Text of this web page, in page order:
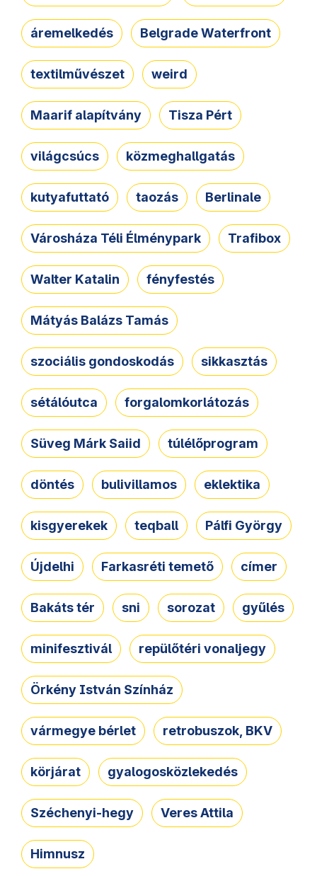
áremelkedés Belgrade Waterfront
textilművészet weird
Maarif alapítvány Tisza Pért
világcsúcs közmeghallgatás
kutyafuttató taozás Berlinale
Városháza Téli Élménypark Trafibox
Walter Katalin fényfestés
Mátyás Balázs Tamás
szociális gondoskodás sikkasztás
sétálóutca forgalomkorlátozás
Süveg Márk Saiid túlélőprogram
döntés bulivillamos eklektika
kisgyerekek teqball Pálfi György
Újdelhi Farkasréti temető címer
Bakáts tér sni sorozat gyűlés
minifesztivál repülőtéri vonaljegy
Örkény István Színház
vármegye bérlet retrobuszok, BKV
körjárat gyalogosközlekedés
Széchenyi-hegy Veres Attila
Himnusz